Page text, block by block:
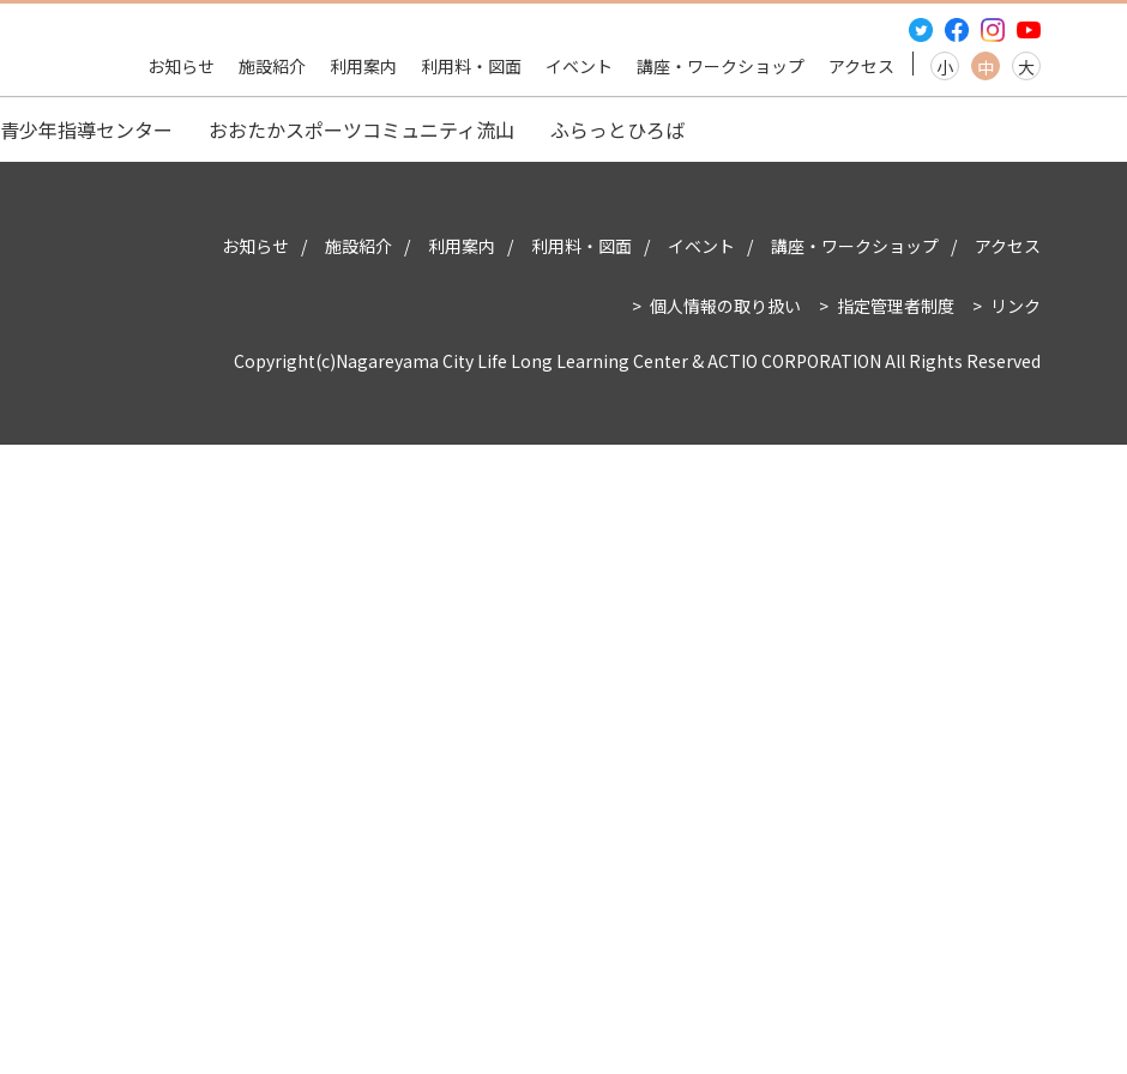
お知らせ 施設紹介 利用案内 利用料・図面 イベント 講座・ワークショップ アクセス 小 中 大
青少年指導センター おおたかスポーツコミュニティ流山 ふらっとひろば
お知らせ 施設紹介 利用案内 利用料・図面 イベント 講座・ワークショップ アクセス
個人情報の取り扱い 指定管理者制度 リンク
Copyright(c)Nagareyama City Life Long Learning Center & ACTIO CORPORATION All Rights Reserved